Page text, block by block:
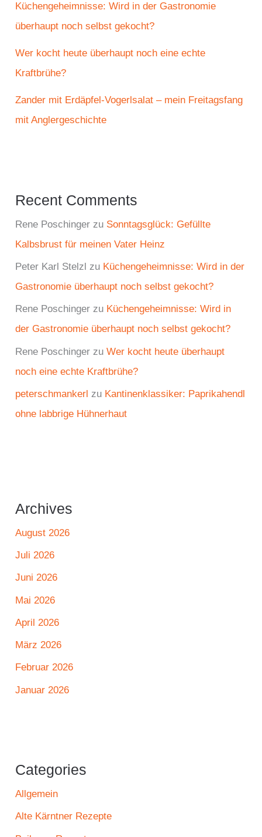
Küchengeheimnisse: Wird in der Gastronomie
überhaupt noch selbst gekocht?
Wer kocht heute überhaupt noch eine echte
Kraftbrühe?
Zander mit Erdäpfel-Vogerlsalat – mein Freitagsfang
mit Anglergeschichte
Recent Comments
Rene Poschinger zu Sonntagsglück: Gefüllte
Kalbsbrust für meinen Vater Heinz
Peter Karl Stelzl zu Küchengeheimnisse: Wird in der
Gastronomie überhaupt noch selbst gekocht?
Rene Poschinger zu Küchengeheimnisse: Wird in
der Gastronomie überhaupt noch selbst gekocht?
Rene Poschinger zuWer kocht heute überhaupt
noch eine echte Kraftbrühe?
peterschmankerl zu Kantinenklassiker: Paprikahendl
ohne labbrige Hühnerhaut
Archives
August 2026
Juli 2026
Juni 2026
Mai 2026
April 2026
März 2026
Februar 2026
Januar 2026
Categories
Allgemein
Alte Kärntner Rezepte